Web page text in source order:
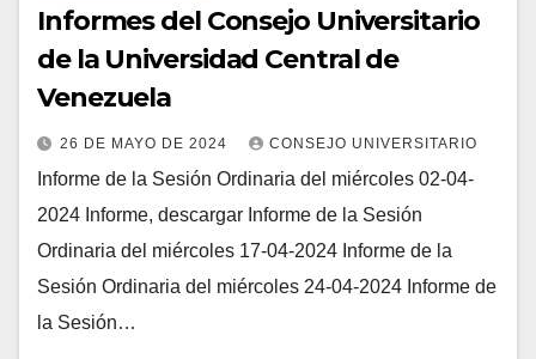
Informes del Consejo Universitario
de la Universidad Central de
Venezuela
26 DE MAYO DE 2024 CONSEJO UNIVERSITARIO
Informe de la Sesión Ordinaria del miércoles 02-04-
2024 Informe, descargar Informe de la Sesión
Ordinaria del miércoles 17-04-2024 Informe de la
Sesión Ordinaria del miércoles 24-04-2024 Informe de
la Sesión…